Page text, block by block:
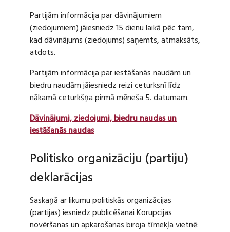
Partijām informācija par dāvinājumiem
(ziedojumiem) jāiesniedz 15 dienu laikā pēc tam,
kad dāvinājums (ziedojums) saņemts, atmaksāts,
atdots.
Partijām informācija par iestāšanās naudām un
biedru naudām jāiesniedz reizi ceturksnī līdz
nākamā ceturkšņa pirmā mēneša 5. datumam.
Dāvinājumi, ziedojumi, biedru naudas un
iestāšanās naudas
Politisko organizāciju (partiju)
deklarācijas
Saskaņā ar likumu politiskās organizācijas
(partijas) iesniedz publicēšanai Korupcijas
novēršanas un apkarošanas biroja tīmekļa vietnē: